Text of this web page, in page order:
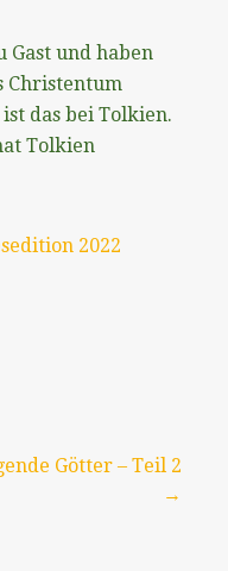
Gast und haben
Christentum
das bei Tolkien.
Tolkien
2022
Götter – Teil 2
→